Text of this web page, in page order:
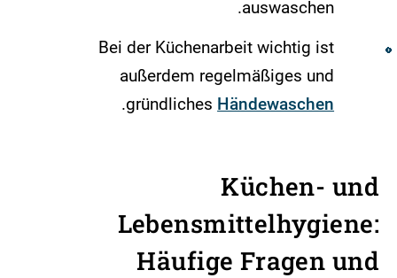
auswaschen.
Bei der Küchenarbeit wichtig ist
außerdem regelmäßiges und
gründliches Händewaschen
.
Küchen- und
Lebensmittelhygiene:
Häufige Fragen und